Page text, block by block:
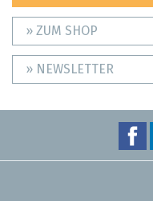
» ZUM SHOP
» NEWSLETTER